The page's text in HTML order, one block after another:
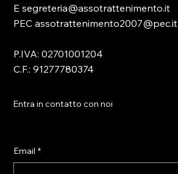
E segreteria@assotrattenimento.it
PEC assotrattenimento2007@pec.it
P.IVA: 02701001204
C.F.: 91277780374
Entra in contatto con noi
Email *